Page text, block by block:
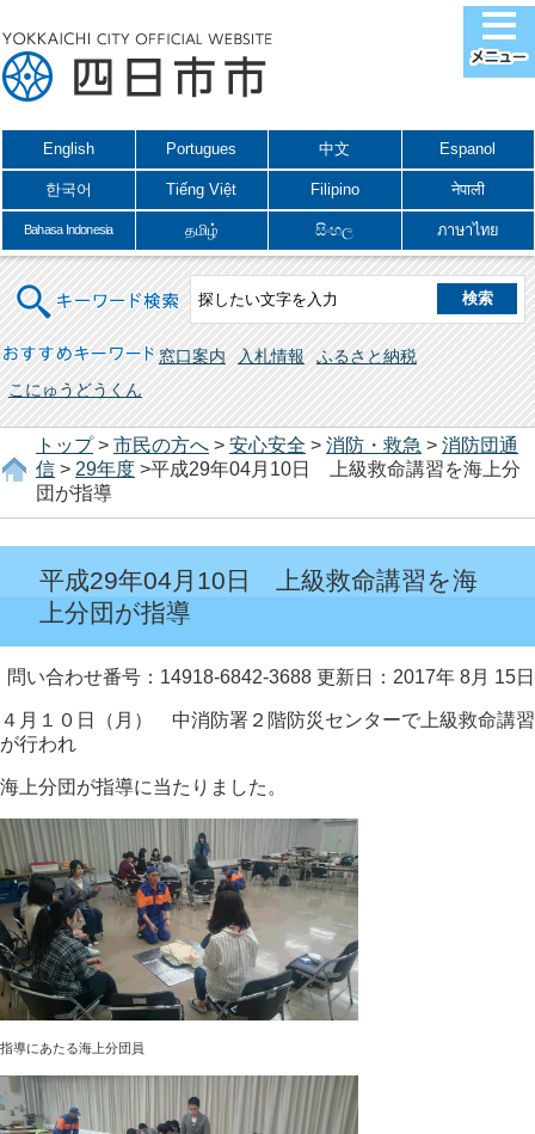
English Portugues 中文 Espanol
한국어 Tiếng Việt Filipino नेपाली
Bahasa Indonesia தமிழ் සිංහල ภาษาไทย
キーワード検索
おすすめキーワード 窓口案内 入札情報
ふるさと納税
こにゅうどうくん
トップ> 市民の方へ > 安心安全 > 消防・救急 > 消防団通
信 > 29年度 >平成29年04月10日 上級救命講習を海上分
団が指導
平成29年04月10日 上級救命講習を海
上分団が指導
問い合わせ番号：14918-6842-3688 更新日：2017年 8月 15日
４月１０日（月） 中消防署２階防災センターで上級救命講習
が行われ
海上分団が指導に当たりました。
指導にあたる海上分団員